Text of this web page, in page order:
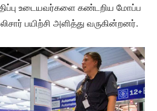
உடையவர்களை கண்டறிய மோப்ப
பயிற்சி அளித்து வருகின்றனர்.